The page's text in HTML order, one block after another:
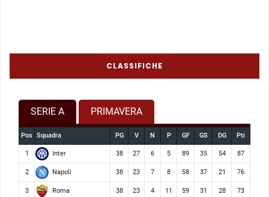
CLASSIFICHE
SERIE A PRIMAVERA
Pos Squadra PG V N P GF GS DG Pti
1 Inter 38 27 6 5 89 35 54 87
2 Napoli 38 23 7 8 58 37 21 76
3 Roma 38 23 4 11 59 31 28 73